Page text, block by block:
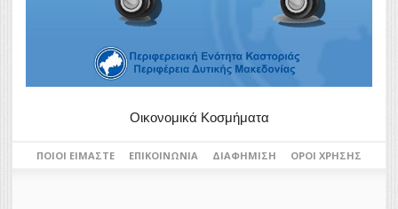
Οικονομικά Κοσμήματα
ΠΟΙΟΙ ΕΊΜΑΣΤΕ ΕΠΙΚΟΙΝΩΝΊΑ ΔΙΑΦΉΜΙΣΗ ΌΡΟΙ ΧΡΉΣΗΣ